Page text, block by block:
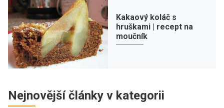
Kakaový koláč s
hruškami | recept na
moučník
Nejnovější články v kategorii